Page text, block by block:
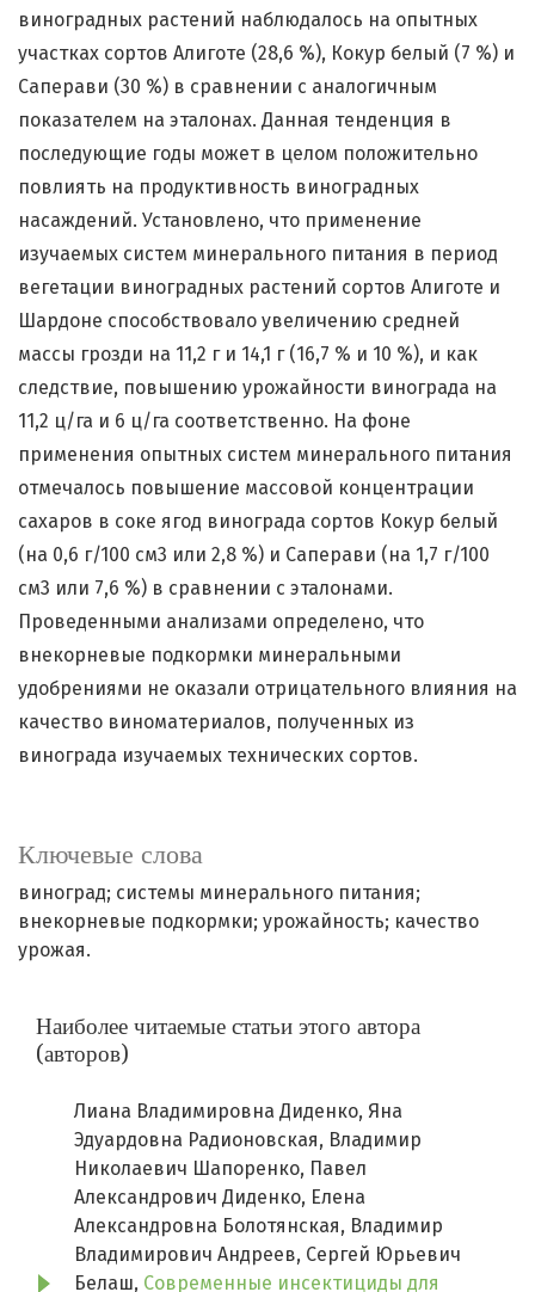
Ключевые слова
виноград; системы минерального питания;
внекорневые подкормки; урожайность; качество
урожая.
виноградных растений наблюдалось на опытных
участках сортов Алиготе (28,6 %), Кокур белый (7 %) и
Саперави (30 %) в сравнении с аналогичным
показателем на эталонах. Данная тенденция в
последующие годы может в целом положительно
повлиять на продуктивность виноградных
насаждений. Установлено, что применение
изучаемых систем минерального питания в период
вегетации виноградных растений сортов Алиготе и
Шардоне способствовало увеличению средней
массы грозди на 11,2 г и 14,1 г (16,7 % и 10 %), и как
следствие, повышению урожайности винограда на
11,2 ц/га и 6 ц/га соответственно. На фоне
применения опытных систем минерального питания
отмечалось повышение массовой концентрации
сахаров в соке ягод винограда сортов Кокур белый
(на 0,6 г/100 см3 или 2,8 %) и Саперави (на 1,7 г/100
см3 или 7,6 %) в сравнении с эталонами.
Проведенными анализами определено, что
внекорневые подкормки минеральными
удобрениями не оказали отрицательного влияния на
качество виноматериалов, полученных из
винограда изучаемых технических сортов.
Наиболее читаемые статьи этого автора
(авторов)
Лиана Владимировна Диденко, Яна
Эдуардовна Радионовская, Владимир
Николаевич Шапоренко, Павел
Александрович Диденко, Елена
Александровна Болотянская, Владимир
Владимирович Андреев, Сергей Юрьевич
Белаш, Современные инсектициды для